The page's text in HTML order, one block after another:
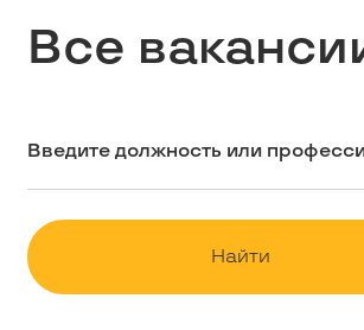
Школьникам
Контакты
Все
Найти